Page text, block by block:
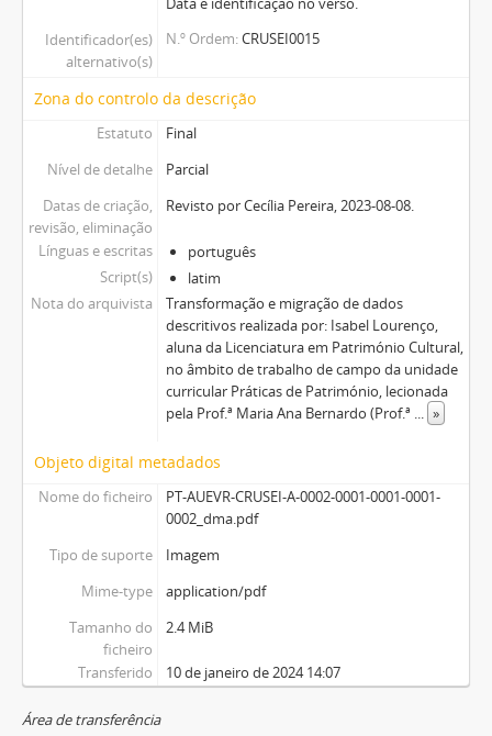
Identificador(es)
alternativo(s)
N.º Ordem CRUSEI0015
Zona do controlo da descrição
Estatuto
Final
Nível de detalhe
Parcial
Datas de criação,
revisão, eliminação
Revisto por Cecília Pereira, 2023-08-08.
Línguas e escritas
português
Script(s)
latim
Nota do arquivista
Transformação e migração de dados
descritivos realizada por: Isabel Lourenço,
aluna da Licenciatura em Património Cultural,
no âmbito de trabalho de campo da unidade
curricular Práticas de Património, lecionada
pela Prof.ª Maria Ana Bernardo (Prof.ª
»
Objeto digital metadados
Nome do ficheiro
PT-AUEVR-CRUSEI-A-0002-0001-0001-0001-
0002_dma.pdf
Tipo de suporte
Imagem
Mime-type
application/pdf
Tamanho do
ficheiro
2.4 MiB
Transferido 10 de janeiro de 2024 14:07
Área de transferência